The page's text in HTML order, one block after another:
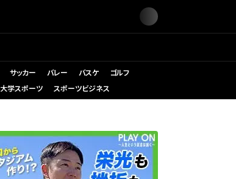
サッカー バレー バスケ
ゴルフ
大学スポーツ スポーツビジネス